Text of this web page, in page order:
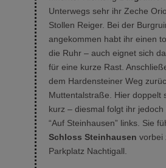
Unterwegs sehr ihr Zeche
Stollen Reiger. Bei der
angekommen habt ihr einen
die Ruhr – auch eignet sich
für eine kurze Rast.
dem Hardensteiner Weg
Muttentalstraße. Hier doppelt
kurz – diesmal folgt ihr
“Auf Steinhausen” links. Sie
Schloss Steinhausen vorbei
Parkplatz Nachtigall.